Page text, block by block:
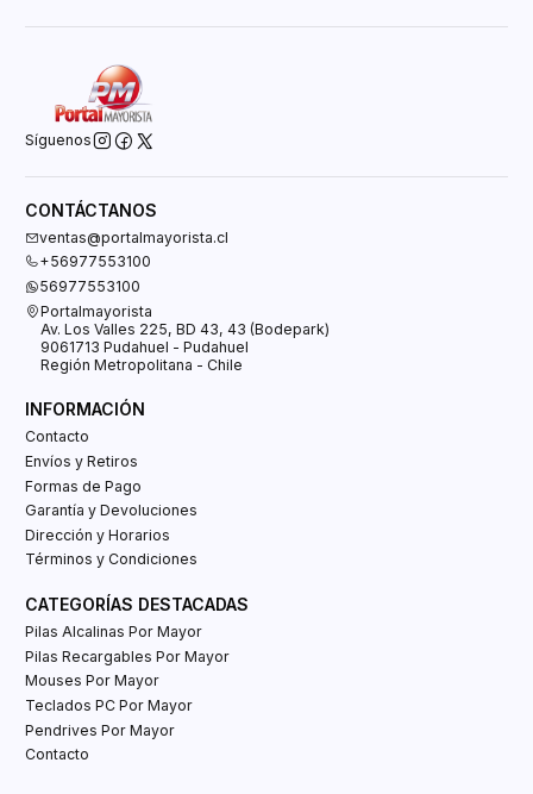
Síguenos
CONTÁCTANOS
ventas@portalmayorista.cl
+56977553100
56977553100
Portalmayorista
Av. Los Valles 225, BD 43, 43 (Bodepark)
9061713 Pudahuel - Pudahuel
Región Metropolitana - Chile
INFORMACIÓN
Contacto
Envíos y Retiros
Formas de Pago
Garantía y Devoluciones
Dirección y Horarios
Términos y Condiciones
CATEGORÍAS DESTACADAS
Pilas Alcalinas Por Mayor
Pilas Recargables Por Mayor
Mouses Por Mayor
Teclados PC Por Mayor
Pendrives Por Mayor
Contacto